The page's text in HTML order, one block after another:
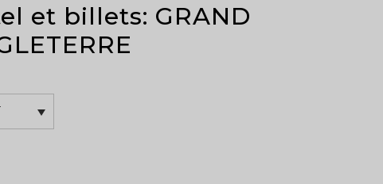
et billets: GRAND